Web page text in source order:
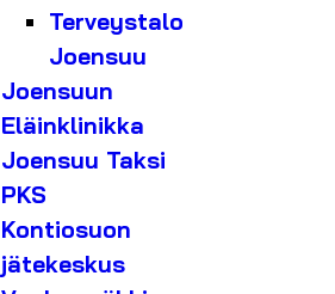
Terveystalo
Joensuu
Joensuun
Eläinklinikka
Joensuu Taksi
PKS
Kontiosuon
jätekeskus